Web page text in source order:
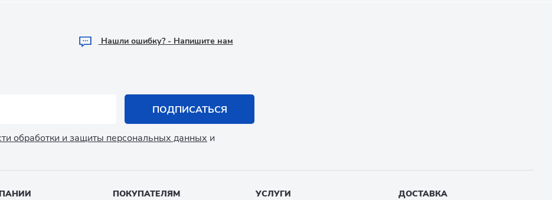
Hашли ошибку? - Напишите нам
ПОДПИСАТЬСЯ
обработки и защиты персональных данных и
ПОКУПАТЕЛЯМ УСЛУГИ ДОСТАВКА